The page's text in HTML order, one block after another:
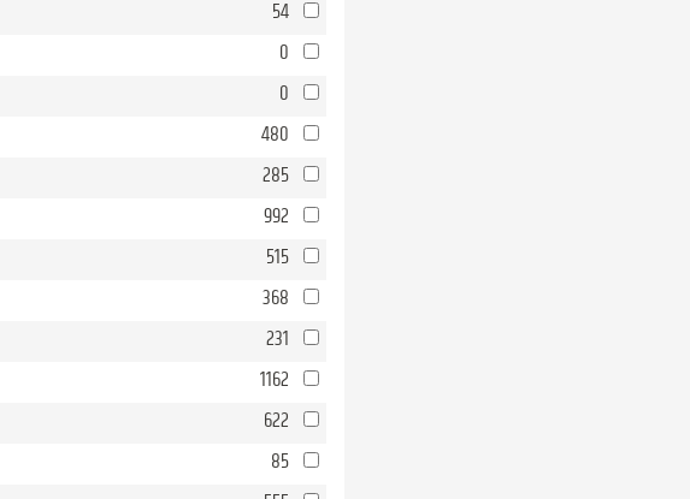
54
0
0
480
285
992
515
368
231
1162
622
85